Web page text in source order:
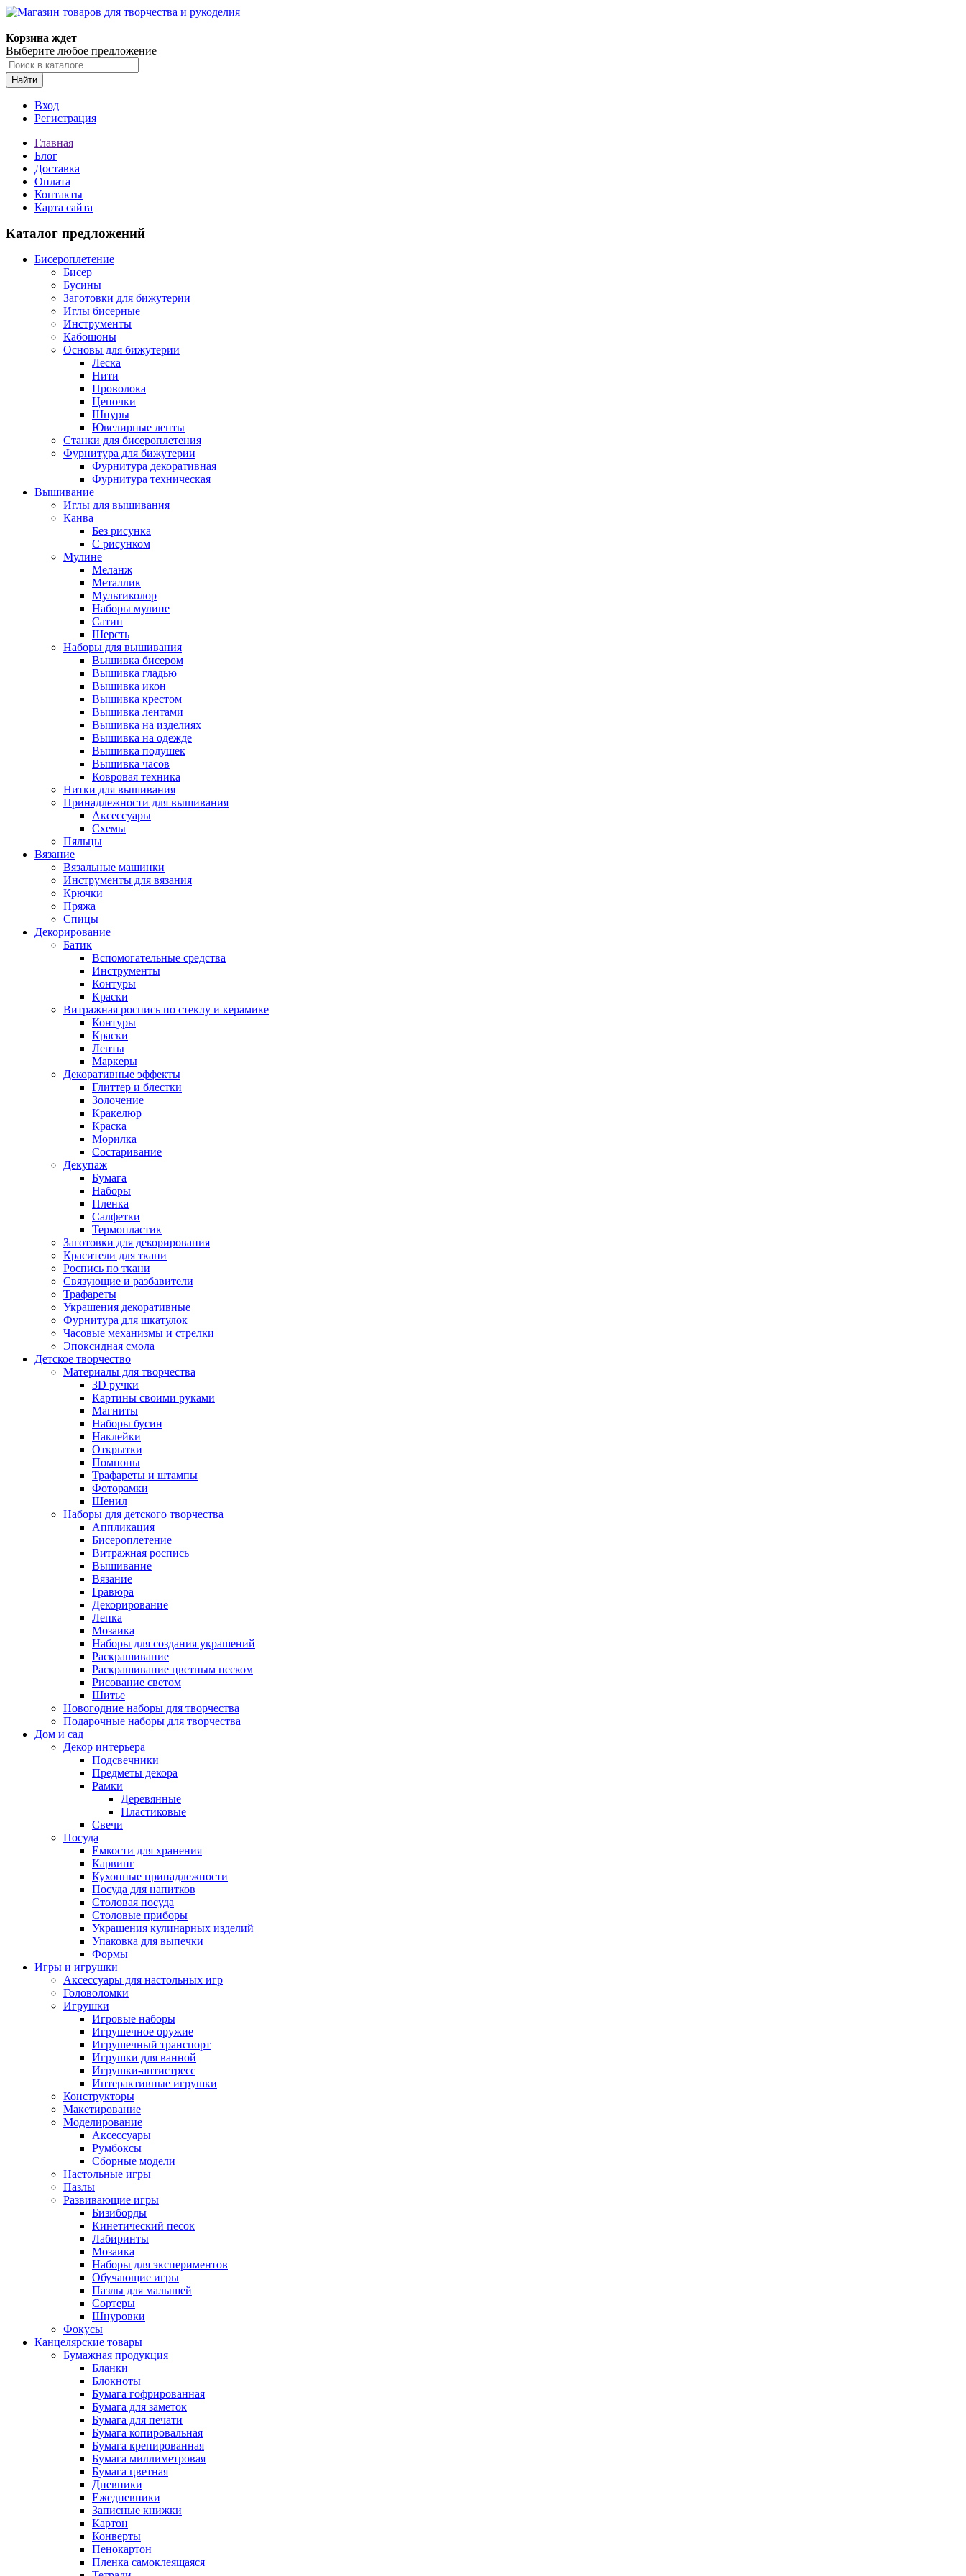
Корзина ждет
Выберите любое предложение
Найти
Вход
Регистрация
Главная
Блог
Доставка
Оплата
Контакты
Карта сайта
Каталог предложений
Бисероплетение
Бисер
Бусины
Заготовки для бижутерии
Иглы бисерные
Инструменты
Кабошоны
Основы для бижутерии
Леска
Нити
Проволока
Цепочки
Шнуры
Ювелирные ленты
Станки для бисероплетения
Фурнитура для бижутерии
Фурнитура декоративная
Фурнитура техническая
Вышивание
Иглы для вышивания
Канва
Без рисунка
С рисунком
Мулине
Меланж
Металлик
Мультиколор
Наборы мулине
Сатин
Шерсть
Наборы для вышивания
Вышивка бисером
Вышивка гладью
Вышивка икон
Вышивка крестом
Вышивка лентами
Вышивка на изделиях
Вышивка на одежде
Вышивка подушек
Вышивка часов
Ковровая техника
Нитки для вышивания
Принадлежности для вышивания
Аксессуары
Схемы
Пяльцы
Вязание
Вязальные машинки
Инструменты для вязания
Крючки
Пряжа
Спицы
Декорирование
Батик
Вспомогательные средства
Инструменты
Контуры
Краски
Витражная роспись по стеклу и керамике
Контуры
Краски
Ленты
Маркеры
Декоративные эффекты
Глиттер и блестки
Золочение
Кракелюр
Краска
Морилка
Состаривание
Декупаж
Бумага
Наборы
Пленка
Салфетки
Термопластик
Заготовки для декорирования
Красители для ткани
Роспись по ткани
Связующие и разбавители
Трафареты
Украшения декоративные
Фурнитура для шкатулок
Часовые механизмы и стрелки
Эпоксидная смола
Детское творчество
Материалы для творчества
3D ручки
Картины своими руками
Магниты
Наборы бусин
Наклейки
Открытки
Помпоны
Трафареты и штампы
Фоторамки
Шенил
Наборы для детского творчества
Аппликация
Бисероплетение
Витражная роспись
Вышивание
Вязание
Гравюра
Декорирование
Лепка
Мозаика
Наборы для создания украшений
Раскрашивание
Раскрашивание цветным песком
Рисование светом
Шитье
Новогодние наборы для творчества
Подарочные наборы для творчества
Дом и сад
Декор интерьера
Подсвечники
Предметы декора
Рамки
Деревянные
Пластиковые
Свечи
Посуда
Емкости для хранения
Карвинг
Кухонные принадлежности
Посуда для напитков
Столовая посуда
Столовые приборы
Украшения кулинарных изделий
Упаковка для выпечки
Формы
Игры и игрушки
Аксессуары для настольных игр
Головоломки
Игрушки
Игровые наборы
Игрушечное оружие
Игрушечный транспорт
Игрушки для ванной
Игрушки-антистресс
Интерактивные игрушки
Конструкторы
Макетирование
Моделирование
Аксессуары
Румбоксы
Сборные модели
Настольные игры
Пазлы
Развивающие игры
Бизиборды
Кинетический песок
Лабиринты
Мозаика
Наборы для экспериментов
Обучающие игры
Пазлы для малышей
Сортеры
Шнуровки
Фокусы
Канцелярские товары
Бумажная продукция
Бланки
Блокноты
Бумага гофрированная
Бумага для заметок
Бумага для печати
Бумага копировальная
Бумага крепированная
Бумага миллиметровая
Бумага цветная
Дневники
Ежедневники
Записные книжки
Картон
Конверты
Пенокартон
Пленка самоклеящаяся